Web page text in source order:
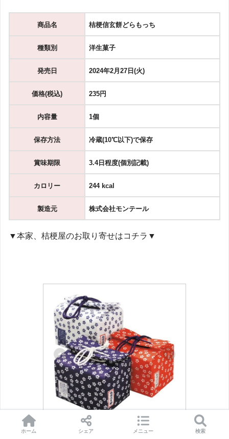
商品名 桔梗信玄餅どらもっち
種類別 洋生菓子
発売日 2024年2月27日(火)
価格(税込) 235円
内容量 1個
保存方法 冷蔵(10℃以下)で保存
賞味期限 3.4日程度(個別記載)
カロリー 244 kcal
製造元 株式会社モンテール
▼本家、桔梗屋のお取り寄せはコチラ▼
ホーム シェア メニュー 検索